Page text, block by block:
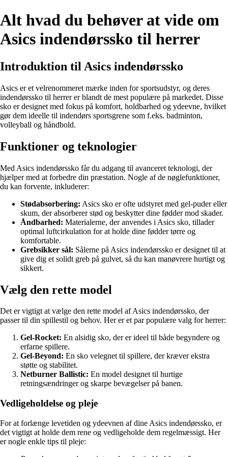
Alt hvad du behøver at vide om
Asics indendørssko til herrer
Introduktion til Asics indendørssko
Asics er et velrenommeret mærke inden for sportsudstyr, og deres
indendørssko til herrer er blandt de mest populære på markedet. Disse
sko er designet med fokus på komfort, holdbarhed og ydeevne, hvilket
gør dem ideelle til indendørs sportsgrene som f.eks. badminton,
volleyball og håndbold.
Funktioner og teknologier
Med Asics indendørssko får du adgang til avanceret teknologi, der
hjælper med at forbedre din præstation. Nogle af de nøglefunktioner,
du kan forvente, inkluderer:
Stødabsorbering: Asics sko er ofte udstyret med gel-puder eller
skum, der absorberer stød og beskytter dine fødder mod skader.
Åndbarhed: Materialerne, der anvendes i Asics sko, tillader
optimal luftcirkulation for at holde dine fødder tørre og
komfortable.
Grebsikker sål: Sålerne på Asics indendørssko er designet til at
give dig et solidt greb på gulvet, så du kan manøvrere hurtigt og
sikkert.
Vælg den rette model
Det er vigtigt at vælge den rette model af Asics indendørssko, der
passer til din spillestil og behov. Her er et par populære valg for herrer:
Gel-Rocket: En alsidig sko, der er ideel til både begyndere og
erfarne spillere.
Gel-Beyond: En sko velegnet til spillere, der kræver ekstra
støtte og stabilitet.
Netburner Ballistic: En model designet til hurtige
retningsændringer og skarpe bevægelser på banen.
Vedligeholdelse og pleje
For at forlænge levetiden og ydeevnen af dine Asics indendørssko, er
det vigtigt at holde dem rene og vedligeholde dem regelmæssigt. Her
er nogle enkle tips til pleje: